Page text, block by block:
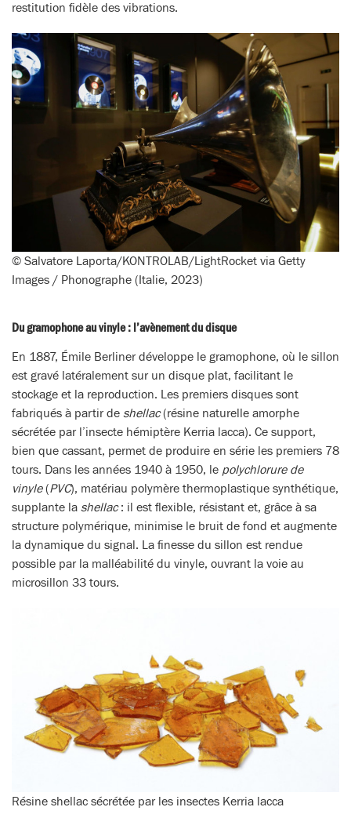
restitution fidèle des vibrations.
© Salvatore Laporta/KONTROLAB/LightRocket via Getty
Images / Phonographe (Italie, 2023)
Du gramophone au vinyle : l’avènement du disque
En 1887, Émile Berliner développe le gramophone, où le sillon
est gravé latéralement sur un disque plat, facilitant le
stockage et la reproduction. Les premiers disques sont
fabriqués à partir de shellac(résine naturelle amorphe
sécrétée par l’insecte hémiptère Kerria lacca). Ce support,
bien que cassant, permet de produire en série les premiers 78
tours. Dans les années 1940 à 1950, le polychlorure de
vinyle(PVC), matériau polymère thermoplastique synthétique,
supplante la shellac: il est flexible, résistant et, grâce à sa
structure polymérique, minimise le bruit de fond et augmente
la dynamique du signal. La finesse du sillon est rendue
possible par la malléabilité du vinyle, ouvrant la voie au
microsillon 33 tours.
Résine shellac sécrétée par les insectes Kerria lacca